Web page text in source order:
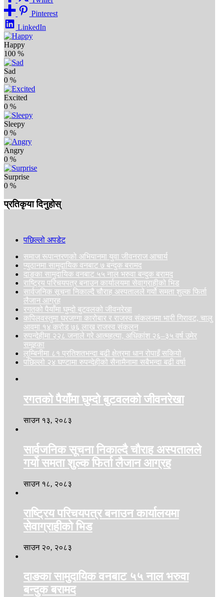
Pinterest
LinkedIn
Happy
100 %
Sad
0 %
Excited
0 %
Sleepy
0 %
Angry
0 %
Surprise
0 %
प्रतिकृया दिनुहोस्
पछिल्लो अपडेट
समाज रूपान्तरणको अभियानमा युवा जीवनराज आचार्य
प्युठानमा सामुदायिक वनबाट ७ बन्दुक बरामद
दाङका सामुदायिक वनबाट ५५ नाल भरुवा बन्दुक बरामद
राष्ट्रिय परिचयपत्र बनाउन कार्यालयमा सेवाग्राहीको भिड
सार्वजनिक सूचना निकाल्दै चौराह अस्पतालले गर्यो समता शुल्क फिर्ता
लैजान आग्रह
रगतको पैयाँमा घुम्दो बुटवलको जीवनरेखा
कपिलवस्तुमा घरजग्गा कारोबार र राजस्व संकलनमा भारी गिरावट, चालु
आवमा १४ करोड ७६ लाख राजस्व संकलन
रुपन्देहीमा २२८ जनाले गरे आत्महत्या, अधिकांश २६–३५ वर्ष उमेर
समूहका
लुम्बिनीमा ८१ प्रतिशतभन्दा बढी क्षेत्रमा धान रोपाइँ सकियो
पछिल्लो २४ घण्टामा रुपन्देहीको सैनामैनामा सबैभन्दा बढी वर्षा
रगतको पैयाँमा घुम्दो बुटवलको जीवनरेखा
साउन १३, २०८३
सार्वजनिक सूचना निकाल्दै चौराह अस्पतालले
गर्यो समता शुल्क फिर्ता लैजान आग्रह
साउन १८, २०८३
राष्ट्रिय परिचयपत्र बनाउन कार्यालयमा
सेवाग्राहीको भिड
साउन २०, २०८३
दाङका सामुदायिक वनबाट ५५ नाल भरुवा
बन्दुक बरामद